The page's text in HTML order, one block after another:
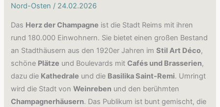
Nord-Osten / 24.02.2026
Das Herz der Champagne ist die Stadt Reims mit ihren
rund 180.000 Einwohnern. Sie bietet einen großen Bestand
an Stadthäusern aus den 1920er Jahren imStil Art Déco,
schöne Plätze und Boulevards mit Cafés und Brasserien,
dazu die Kathedrale und die Basilika Saint-Remi. Umringt
wird die Stadt vonWeinreben und den berühmten
Champagnerhäusern. Das Publikum ist bunt gemischt, die